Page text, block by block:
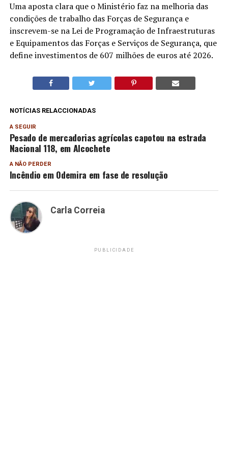
Uma aposta clara que o Ministério faz na melhoria das
condições de trabalho das Forças de Segurança e
inscrevem-se na Lei de Programação de Infraestruturas
e Equipamentos das Forças e Serviços de Segurança, que
define investimentos de 607 milhões de euros até 2026.
NOTÍCIAS RELACCIONADAS
A SEGUIR
Pesado de mercadorias agrícolas capotou na estrada
Nacional 118, em Alcochete
A NÃO PERDER
Incêndio em Odemira em fase de resolução
Carla Correia
PUBLICIDADE